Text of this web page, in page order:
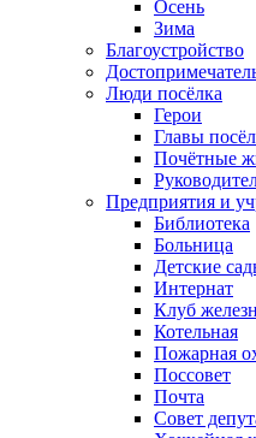
Осень
Зима
Благоустройство
Люди посёлка
Герои
Главы
Почётные
Предприятия и
Библиотека
Больница
Детские
Интернат
Клуб
Котельная
Пожарная
Поссовет
Почта
Совет